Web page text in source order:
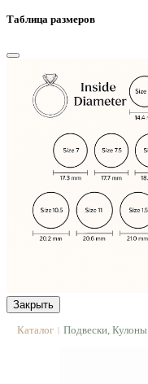
Таблица размеров
Закрыть
Каталог | Подвески, Кулоны